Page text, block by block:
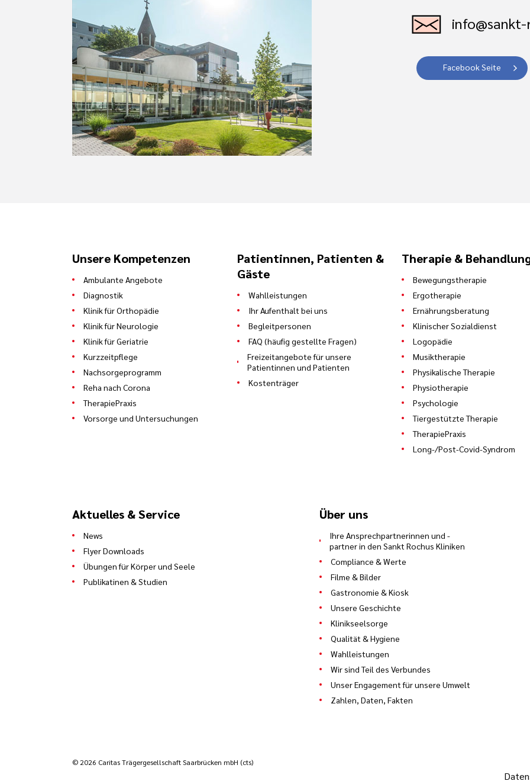
Facebook Seite
Unsere Kompetenzen
Ambulante Angebote
Diagnostik
Klinik für Orthopädie
Klinik für Neurologie
Klinik für Geriatrie
Kurzzeitpflege
Nachsorgeprogramm
Reha nach Corona
TherapiePraxis
Vorsorge und Untersuchungen
Patientinnen, Patienten &
Gäste
Wahlleistungen
Ihr Aufenthalt bei uns
Begleitpersonen
FAQ (häufig gestellte Fragen)
Freizeitangebote für unsere
Patientinnen und Patienten
Kostenträger
Therapie &
Bewegungstherapie
Ergotherapie
Ernährungsberatung
Klinischer Sozialdienst
Logopädie
Musiktherapie
Physikalische Therapie
Physiotherapie
Psychologie
Tiergestützte Therapie
TherapiePraxis
Long-/Post-Covid-Syndrom
Aktuelles & Service
News
Flyer Downloads
Übungen für Körper und Seele
Publikatinen & Studien
Über uns
Ihre Ansprechpartnerinnen und -
partner in den Sankt Rochus Kliniken
Compliance & Werte
Filme & Bilder
Gastronomie & Kiosk
Unsere Geschichte
Klinikseelsorge
Qualität & Hygiene
Wahlleistungen
Wir sind Teil des Verbundes
Unser Engagement für unsere Umwelt
Zahlen, Daten, Fakten
© 2026 Caritas Trägergesellschaft Saarbrücken mbH (cts)